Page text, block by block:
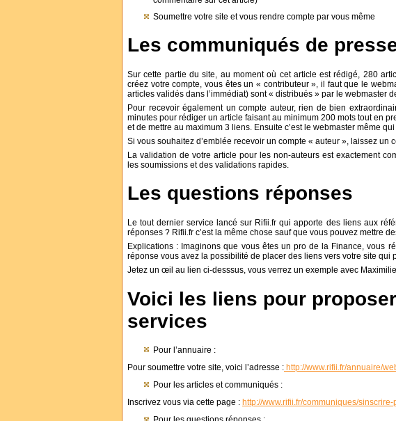
Soumettre votre site et vous rendre compte par vous même
Les communiqués de
Sur cette partie du site, au moment où cet article est rédigé, 280
créez votre compte, vous êtes un « contributeur », il faut que le
articles validés dans l’immédiat) sont « distribués » par le webmaster
Pour recevoir également un compte auteur, rien de bien
minutes pour rédiger un article faisant au minimum 200 mots tout en
et de mettre au maximum 3 liens. Ensuite c’est le webmaster même
Si vous souhaitez d’emblée recevoir un compte « auteur », laissez un
La validation de votre article pour les non-auteurs est exactement
les soumissions et des validations rapides.
Les questions réponses
Le tout dernier service lancé sur Rifii.fr qui apporte des liens aux
réponses ? Rifii.fr c’est la même chose sauf que vous pouvez mettre
Explications : Imaginons que vous êtes un pro de la Finance, vous
réponse vous avez la possibilité de placer des liens vers votre site qui
Jetez un œil au lien ci-desssus, vous verrez un exemple avec
Voici les liens pour
services
Pour l’annuaire :
Pour soumettre votre site, voici l’adresse : http://www.rifii.fr/annuaire/
Pour les articles et communiqués :
Inscrivez vous via cette page : http://www.rifii.fr/communiques/